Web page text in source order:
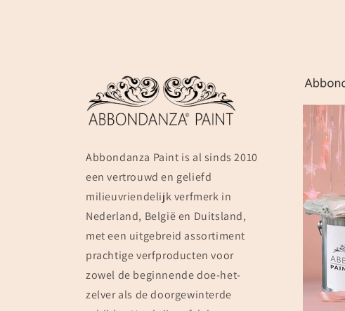
Abbondanza Paint is al sinds 2010
een vertrouwd en geliefd
milieuvriendelijk verfmerk in
Nederland, België en Duitsland,
met een uitgebreid assortiment
prachtige verfproducten voor
zowel de beginnende doe-het-
zelver als de doorgewinterde